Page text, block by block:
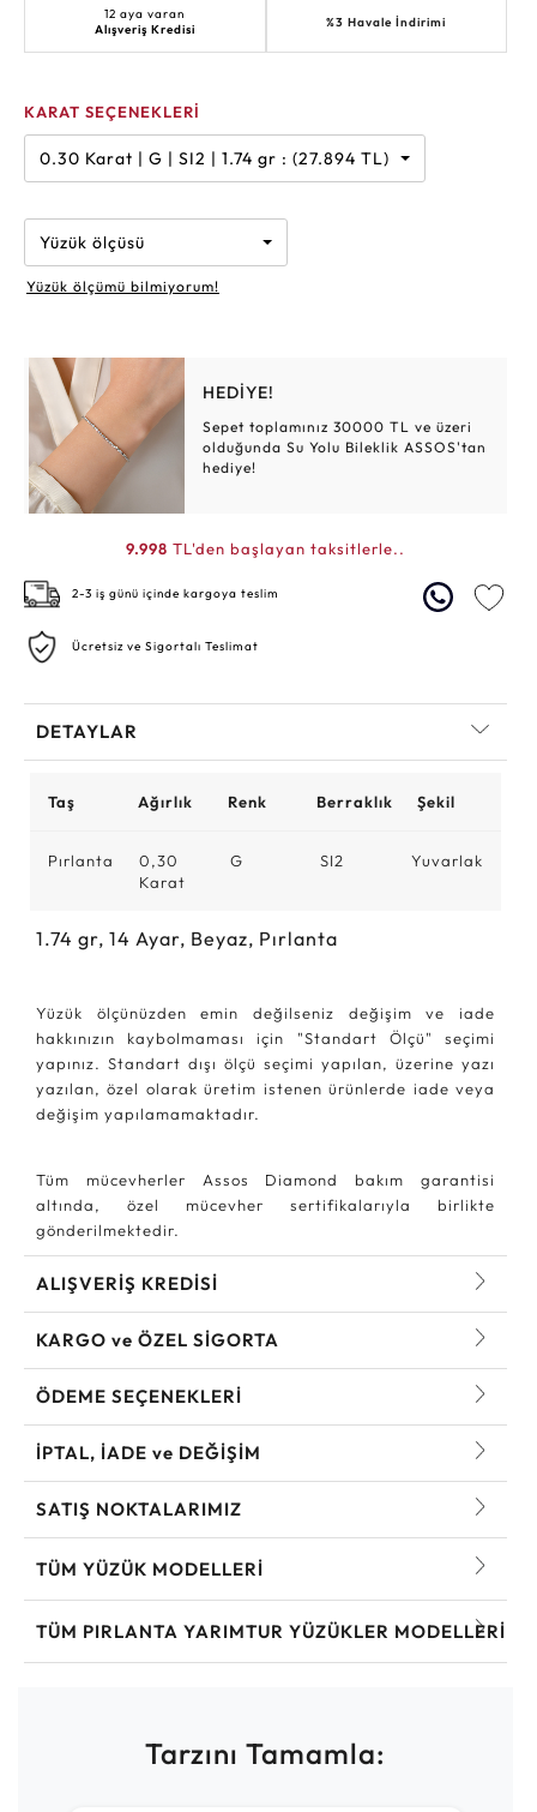
12 aya varan
Alışveriş Kredisi
%3 Havale İndirimi
KARAT SEÇENEKLERİ
0.30 Karat | G | SI2 | 1.74 gr : (27.894 TL)
Yüzük ölçüsü
Yüzük ölçümü bilmiyorum!
HEDİYE!
Sepet toplamınız 30000 TL ve üzeri
olduğunda Su Yolu Bileklik ASSOS'tan
hediye!
9.998 TL'den başlayan taksitlerle..
2-3 iş günü içinde kargoya teslim
Ücretsiz ve Sigortalı Teslimat
DETAYLAR
Taş Ağırlık Renk Berraklık Şekil
Pırlanta
0,30
Karat
G SI2 Yuvarlak
1.74 gr, 14 Ayar, Beyaz, Pırlanta
Yüzük ölçünüzden emin değilseniz değişim ve iade
hakkınızın kaybolmaması için "Standart Ölçü" seçimi
yapınız. Standart dışı ölçü seçimi yapılan, üzerine yazı
yazılan, özel olarak üretim istenen ürünlerde iade veya
değişim yapılamamaktadır.
Tüm mücevherler Assos Diamond bakım garantisi
altında, özel mücevher sertifikalarıyla birlikte
gönderilmektedir.
ALIŞVERİŞ KREDİSİ
KARGO ve ÖZEL SİGORTA
ÖDEME SEÇENEKLERİ
İPTAL, İADE ve DEĞİŞİM
SATIŞ NOKTALARIMIZ
TÜM YÜZÜK MODELLERI
TÜM PIRLANTA YARIMTUR YÜZÜKLER MODELLERI
Tarzını Tamamla: